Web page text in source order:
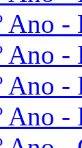
Ano -
Ano -
Ano -
Ano -